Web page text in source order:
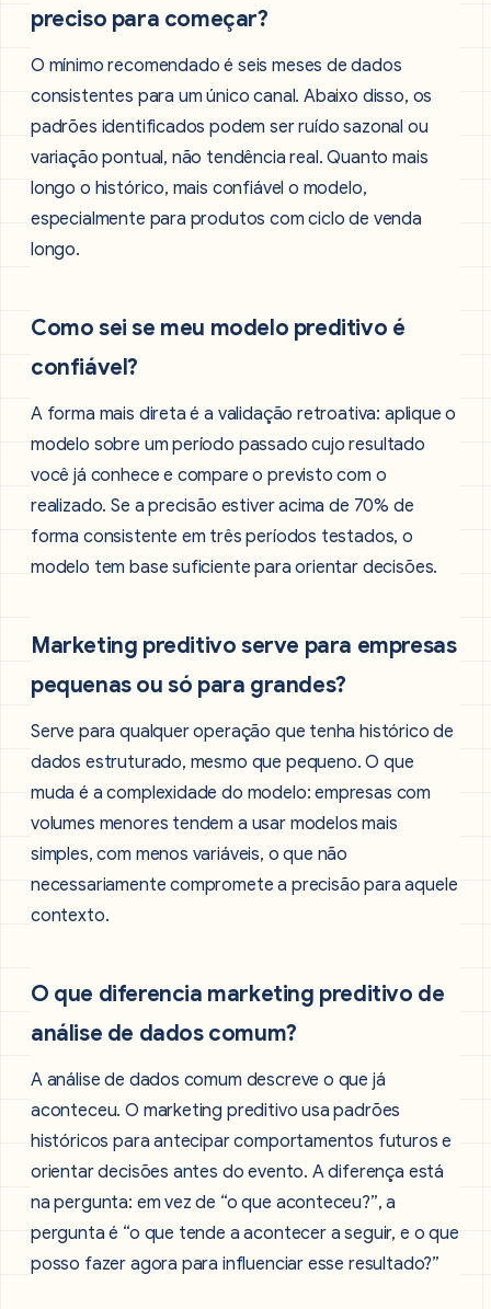
preciso para começar?
O mínimo recomendado é seis meses de dados
consistentes para um único canal. Abaixo disso, os
padrões identificados podem ser ruído sazonal ou
variação pontual, não tendência real. Quanto mais
longo o histórico, mais confiável o modelo,
especialmente para produtos com ciclo de venda
longo.
Como sei se meu modelo preditivo é
confiável?
A forma mais direta é a validação retroativa: aplique o
modelo sobre um período passado cujo resultado
você já conhece e compare o previsto com o
realizado. Se a precisão estiver acima de 70% de
forma consistente em três períodos testados, o
modelo tem base suficiente para orientar decisões.
Marketing preditivo serve para empresas
pequenas ou só para grandes?
Serve para qualquer operação que tenha histórico de
dados estruturado, mesmo que pequeno. O que
muda é a complexidade do modelo: empresas com
volumes menores tendem a usar modelos mais
simples, com menos variáveis, o que não
necessariamente compromete a precisão para aquele
contexto.
O que diferencia marketing preditivo de
análise de dados comum?
A análise de dados comum descreve o que já
aconteceu. O marketing preditivo usa padrões
históricos para antecipar comportamentos futuros e
orientar decisões antes do evento. A diferença está
na pergunta: em vez de “o que aconteceu?”, a
pergunta é “o que tende a acontecer a seguir, e o que
posso fazer agora para influenciar esse resultado?”